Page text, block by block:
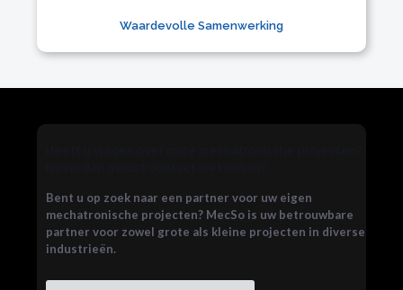
Waardevolle Samenwerking
Bent u op zoek naar een partner voor uw eigen
mechatronische projecten? MecSo is uw betrouwbare
partner voor zowel grote als kleine projecten in diverse
industrieën.